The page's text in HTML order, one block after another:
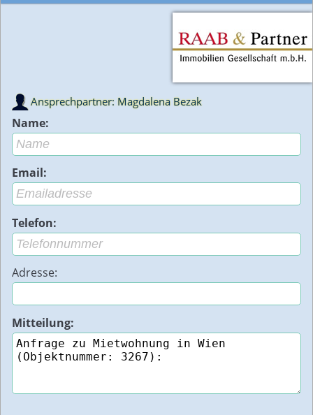
Ansprechpartner: Magdalena Bezak
Name:
Email:
Telefon:
Adresse:
Mitteilung: